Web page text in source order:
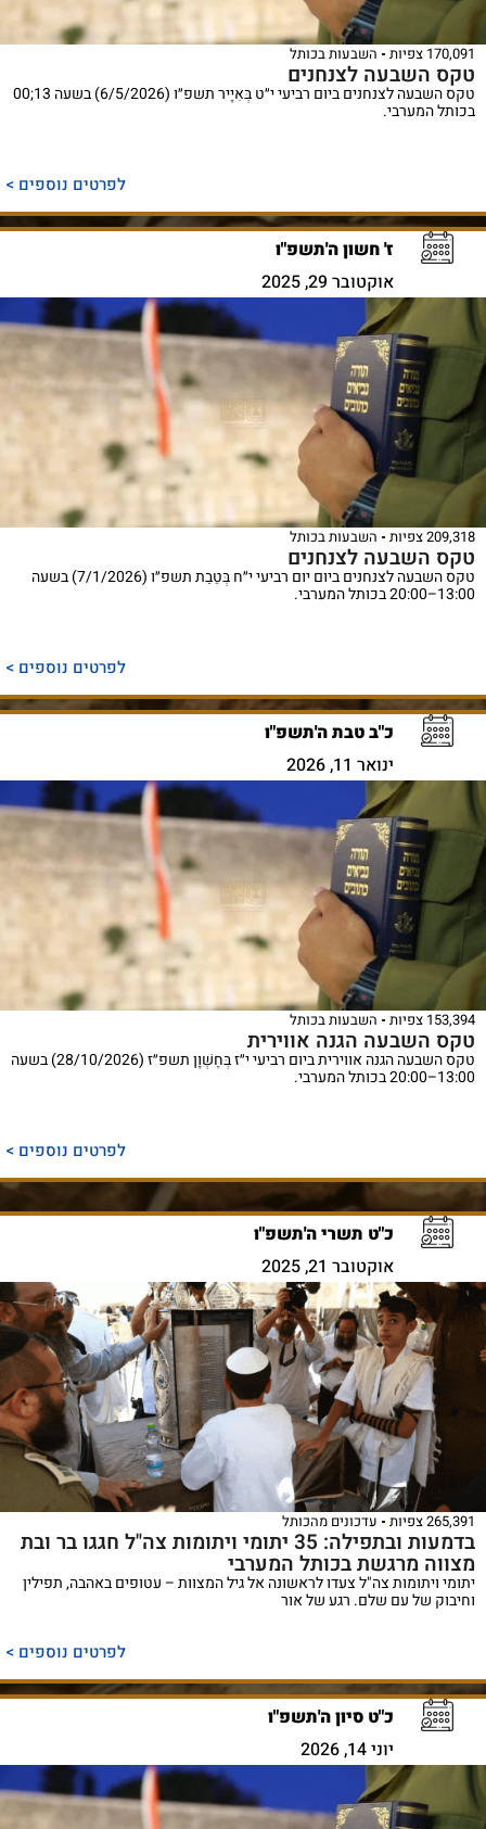
170,091 צפיות השבעות בכותל
טקס השבעה לצנחנים
טקס השבעה לצנחנים ביום רביעי י״ט בְּאִיָיר תשפ״ו (6/5/2026) בשעה 13;00
בכותל המערבי.
לפרטים נוספים >
ז' חשון ה'תשפ"ו
אוקטובר 29, 2025
209,318 צפיות השבעות בכותל
טקס השבעה לצנחנים
טקס השבעה לצנחנים ביום יום רביעי י״ח בְּטֵבֵת תשפ״ו (7/1/2026) בשעה
13:00–20:00 בכותל המערבי.
לפרטים נוספים >
כ"ב טבת ה'תשפ"ו
ינואר 11, 2026
153,394 צפיות השבעות בכותל
טקס השבעה הגנה אווירית
טקס השבעה הגנה אווירית ביום רביעי י״ז בְּחֶשְׁוָן תשפ״ז (28/10/2026) בשעה
13:00–20:00 בכותל המערבי.
לפרטים נוספים >
כ"ט תשרי ה'תשפ"ו
אוקטובר 21, 2025
265,391 צפיות עדכונים מהכותל
בדמעות ובתפילה: 35 יתומי ויתומות צה"ל חגגו בר ובת
מצווה מרגשת בכותל המערבי
יתומי ויתומות צה"ל צעדו לראשונה אל גיל המצוות – עטופים באהבה, תפילין
וחיבוק של עם שלם. רגע של אור
לפרטים נוספים >
כ"ט סיון ה'תשפ"ו
יוני 14, 2026